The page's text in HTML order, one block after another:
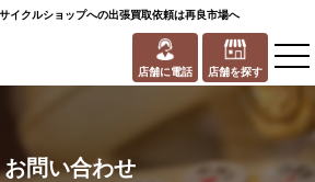
イクルショップへの出張買取依頼は再良市場へ
店舗に電話 店舗を探す
お問い合わせ